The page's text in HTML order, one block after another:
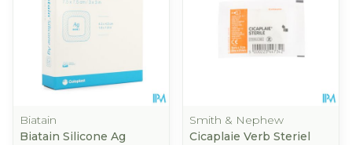
Biatain
Biatain Silicone Ag
Smith & Nephew
Cicaplaie Verb Steriel